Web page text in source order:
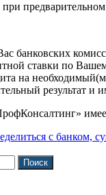
банковских
ставки по
на
результат и
Консалтинг»
с банком,
Поиск